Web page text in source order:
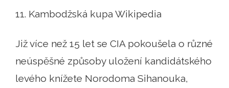
11. Kambodžská kupa Wikipedia
Již více než 15 let se CIA pokoušela o různé
neúspěšné způsoby uložení kandidátského
levého knížete Norodoma Sihanouka,